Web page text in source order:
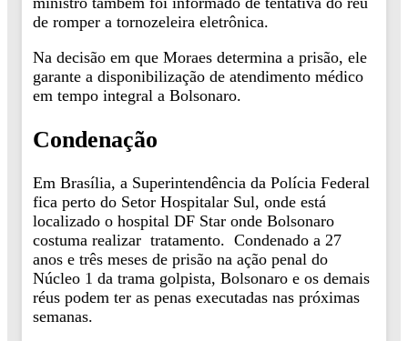
de romper a tornozeleira eletrônica.
Na decisão em que Moraes determina a prisão, ele
garante a disponibilização de atendimento médico
em tempo integral a Bolsonaro.
Condenação
Em Brasília, a Superintendência da Polícia Federal
fica perto do Setor Hospitalar Sul, onde está
localizado o hospital DF Star onde Bolsonaro
costuma realizar tratamento. Condenado a 27
anos e três meses de prisão na ação penal do
Núcleo 1 da trama golpista, Bolsonaro e os demais
réus podem ter as penas executadas nas próximas
semanas.